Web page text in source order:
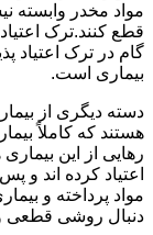
مواد مخدر وابسته
قطع کنند.ترک
گام در ترک اعتیاد
بیماری است.
دسته دیگری از
هستند که کاملاً
رهایی از این
اعتیاد کرده اند و
مواد پرداخته و
دنبال روشی قطعی